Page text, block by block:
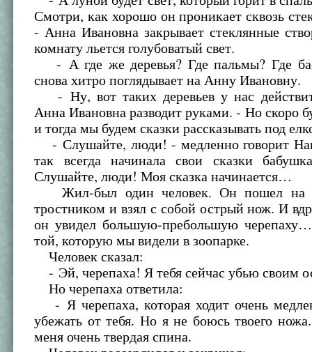
Смотри, как хорошо он проникает сквозь
- Анна Ивановна закрывает стеклянные
комнату льется голубоватый свет.
- А где же деревья? Где пальмы? Где
снова хитро поглядывает на Анну Ивановну.
- Ну, вот таких деревьев у нас
Анна Ивановна разводит руками. - Но скоро
и тогда мы будем сказки рассказывать под
- Слушайте, люди! - медленно говорит
так всегда начинала свои сказки
Слушайте, люди! Моя сказка начинается…
Жил-был один человек. Он пошел на
тростником и взял с собой острый нож. И
он увидел большую-пребольшую
той, которую мы видели в зоопарке.
Человек сказал:
- Эй, черепаха! Я тебя сейчас убью своим
Но черепаха ответила:
- Я черепаха, которая ходит очень
убежать от тебя. Но я не боюсь твоего
меня очень твердая спина.